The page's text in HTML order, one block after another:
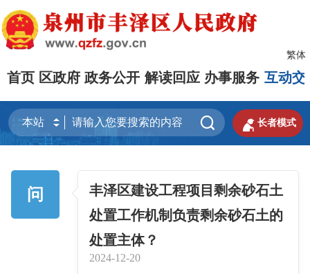
繁体
首页 区政府 政务公开 解读回应 办事服务 互动交
  长者模式
问
丰泽区建设工程项目剩余砂石土
处置工作机制负责剩余砂石土的
处置主体？
2024-12-20